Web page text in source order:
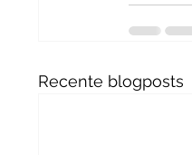
Recente blogposts